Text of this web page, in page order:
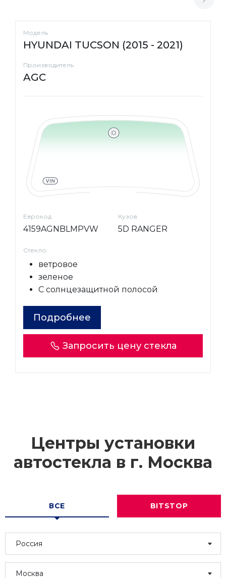
Модель
HYUNDAI TUCSON (2015 - 2021)
Производитель
AGC
Еврокод
4159AGNBLMPVW
Кузов
5D RANGER
Стекло
ветровое
зеленое
С солнцезащитной полосой
Подробнее
Запросить цену стекла
Центры установки
автостекла в г. Москва
ВСЕ BITSTOP
Россия
Москва